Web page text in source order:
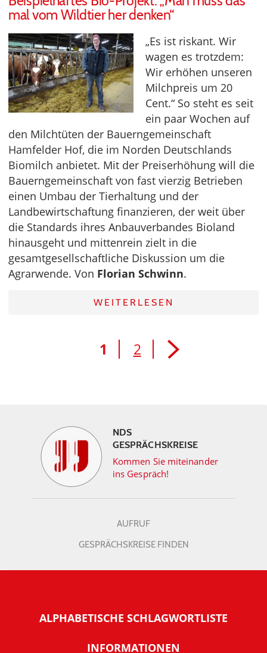
mal vom Wildtier her denken“
„Es ist riskant. Wir
wagen es trotzdem:
Wir erhöhen unseren
Milchpreis um 20
Cent.“ So steht es seit
ein paar Wochen auf
den Milchtüten der Bauerngemeinschaft
Hamfelder Hof, die im Norden Deutschlands
Biomilch anbietet. Mit der Preiserhöhung will die
Bauerngemeinschaft von fast vierzig Betrieben
einen Umbau der Tierhaltung und der
Landbewirtschaftung finanzieren, der weit über
die Standards ihres Anbauverbandes Bioland
hinausgeht und mittenrein zielt in die
gesamtgesellschaftliche Diskussion um die
Agrarwende. Von Florian Schwinn.
WEITERLESEN
1 2
NDS
GESPRÄCHSKREISE
Kommen Sie miteinander
ins Gespräch!
AUFRUF
GESPRÄCHSKREISE FINDEN
ALPHABETISCHE SCHLAGWORTLISTE
INFORMATIONEN